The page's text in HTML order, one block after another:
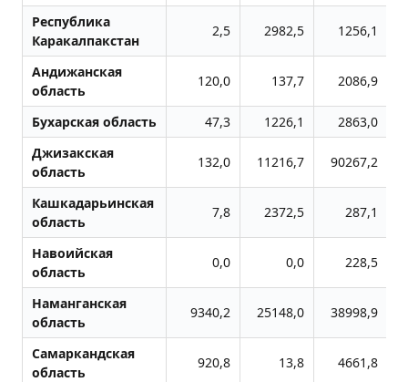
Республика
Каракалпакстан
2,5 2982,5 1256,1
Андижанская
область
120,0 137,7 2086,9
Бухарская область 47,3 1226,1
2863,0
Джизакская
область
132,0 11216,7 90267,2
Кашкадарьинская
область
7,8 2372,5 287,1
Навоийская
область
0,0 0,0 228,5
Наманганская
область
9340,2 25148,0 38998,9
Самаркандская
область
920,8 13,8 4661,8